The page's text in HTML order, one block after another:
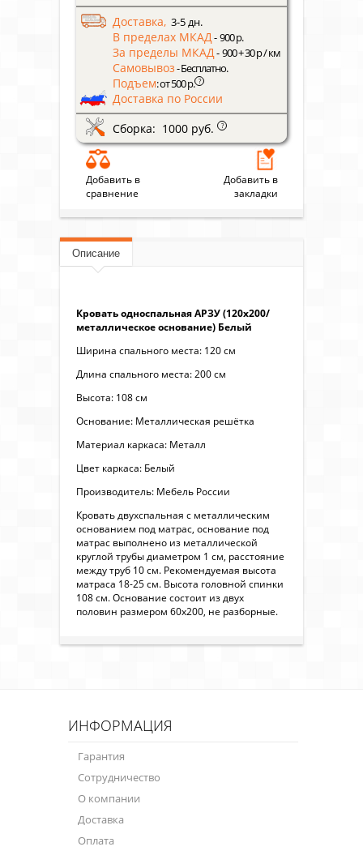
Доставка, 3-5 дн.
В пределах МКАД- 900 р.
За пределы МКАД- 900 + 30 р / км
Самовывоз- Бесплатно.
Подъем: от 500 р. ?
Доставка по России
Сборка: 1000 руб.
?
Добавить в
сравнение
Добавить в
закладки
Описание
Кровать односпальная АРЗУ (120х200/
металлическое основание) Белый
Ширина спального места: 120 см
Длина спального места: 200 см
Высота: 108 см
Основание: Металлическая решётка
Материал каркаса: Металл
Цвет каркаса: Белый
Производитель: Мебель России
Кровать двухспальная с металлическим
основанием под матрас, основание под
матрас выполнено из металлической
круглой трубы диаметром 1 см, расстояние
между труб 10 см. Рекомендуемая высота
матраса 18-25 см. Высота головной спинки
108 см. Основание состоит из двух
половин размером 60х200, не разборные.
ИНФОРМАЦИЯ
Гарантия
Сотрудничество
О компании
Доставка
Оплата